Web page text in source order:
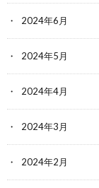
2024年6月
2024年5月
2024年4月
2024年3月
2024年2月